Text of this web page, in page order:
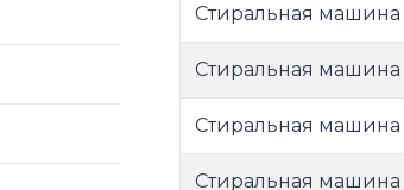
Стиральная машина
Стиральная машина
Стиральная машина
Стиральная машина